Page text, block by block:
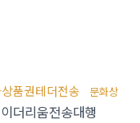
품권테더전송
문화상
이더리움전송대행